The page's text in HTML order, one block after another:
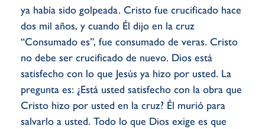
ya había sido golpeada. Cristo fue crucificado hace
dos mil años, y cuando Él dijo en la cruz
“Consumado es”, fue consumado de veras. Cristo
no debe ser crucificado de nuevo. Dios está
satisfecho con lo que Jesús ya hizo por usted. La
pregunta es: ¿Está usted satisfecho con la obra que
Cristo hizo por usted en la cruz? Él murió para
salvarlo a usted. Todo lo que Dios exige es que